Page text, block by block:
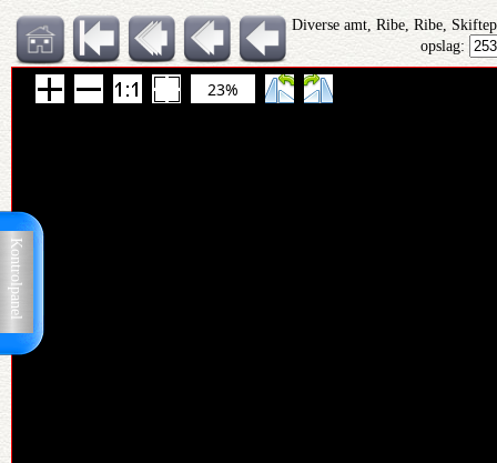
Kontrolpanel
Diverse amt, Ribe, Ribe,
opslag:
23%